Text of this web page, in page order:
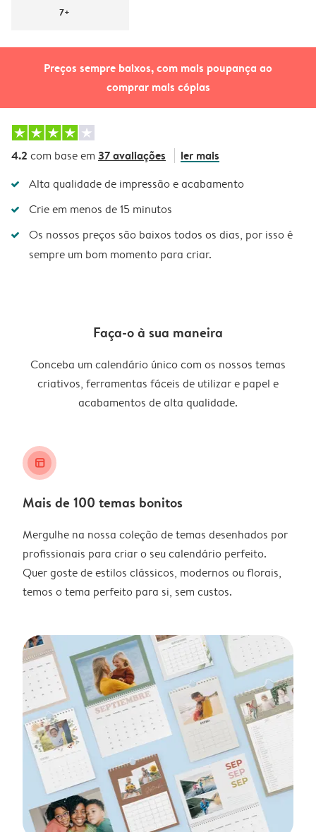
Preços sempre baixos, com mais poupança ao
comprar mais cópias
7+
4.2 com base em 37 avaliações ler mais
Alta qualidade de impressão e acabamento
Crie em menos de 15 minutos
Os nossos preços são baixos todos os dias, por isso é
sempre um bom momento para criar.
Faça-o à sua maneira
Conceba um calendário único com os nossos temas
criativos, ferramentas fáceis de utilizar e papel e
acabamentos de alta qualidade.
layout_alt
Mais de 100 temas bonitos
Mergulhe na nossa coleção de temas desenhados por
profissionais para criar o seu calendário perfeito.
Quer goste de estilos clássicos, modernos ou florais,
temos o tema perfeito para si, sem custos.